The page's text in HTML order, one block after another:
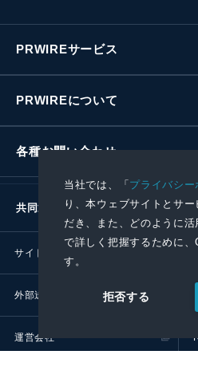
当社では、「プライバシー
り、本ウェブサイトとサ
だき、また、どのように
で詳しく把握するために
す。
拒否する
PRWIREサービス
PRWIREについて
各種お問い合わせ
共同通信社グループ
サイトポリシー
外部送信ポリシー
運営会社